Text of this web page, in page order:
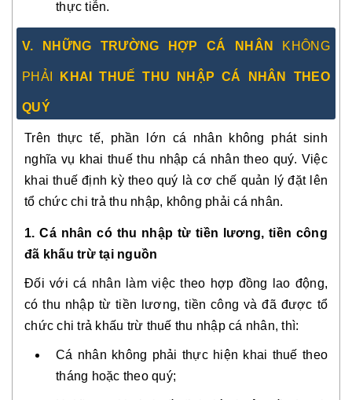
thực tiễn.
V. NHỮNG TRƯỜNG HỢP CÁ NHÂN KHÔNG
PHẢI KHAI THUẾ THU NHẬP CÁ NHÂN THEO
QUÝ
Trên thực tế, phần lớn cá nhân không phát sinh
nghĩa vụ khai thuế thu nhập cá nhân theo quý. Việc
khai thuế định kỳ theo quý là cơ chế quản lý đặt lên
tổ chức chi trả thu nhập, không phải cá nhân.
1. Cá nhân có thu nhập từ tiền lương, tiền công
đã khấu trừ tại nguồn
Đối với cá nhân làm việc theo hợp đồng lao động,
có thu nhập từ tiền lương, tiền công và đã được tổ
chức chi trả khấu trừ thuế thu nhập cá nhân, thì:
Cá nhân không phải thực hiện khai thuế theo
tháng hoặc theo quý;